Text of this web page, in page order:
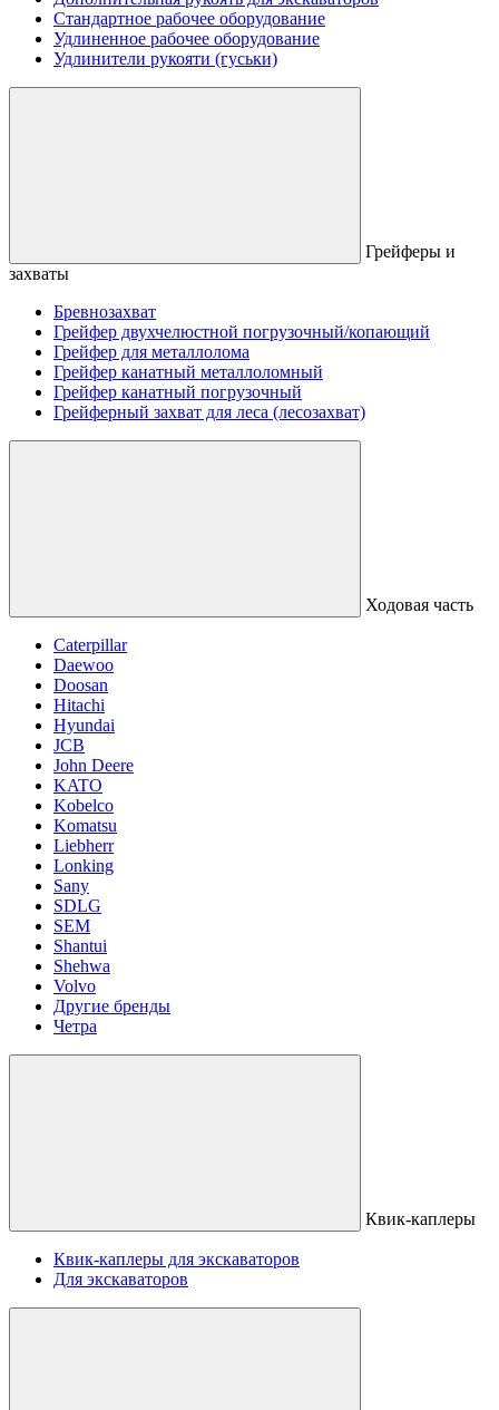
Стандартное рабочее оборудование
Удлиненное рабочее оборудование
Удлинители рукояти (гуськи)
Грейферы и
захваты
Бревнозахват
Грейфер двухчелюстной погрузочный/копающий
Грейфер для металлолома
Грейфер канатный металлоломный
Грейфер канатный погрузочный
Грейферный захват для леса (лесозахват)
Ходовая часть
Caterpillar
Daewoo
Doosan
Hitachi
Hyundai
JCB
John Deere
KATO
Kobelco
Komatsu
Liebherr
Lonking
Sany
SDLG
SEM
Shantui
Shehwa
Volvo
Другие бренды
Четра
Квик-каплеры
Квик-каплеры для экскаваторов
Для экскаваторов